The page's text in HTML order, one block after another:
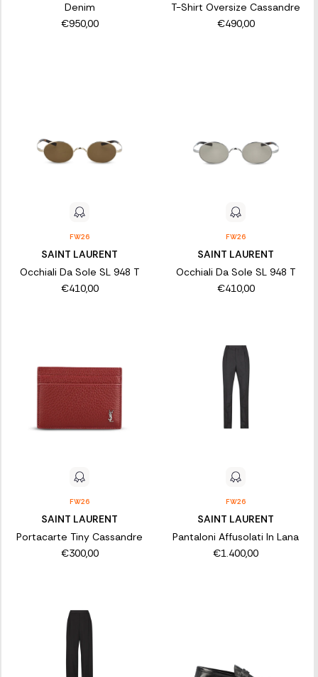
Denim
€950,00
T-Shirt Oversize Cassandre
€490,00
FW26
SAINT LAURENT
Occhiali Da Sole SL 948 T
€410,00
FW26
SAINT LAURENT
Occhiali Da Sole SL 948 T
€410,00
FW26
SAINT LAURENT
Portacarte Tiny Cassandre
€300,00
FW26
SAINT LAURENT
Pantaloni Affusolati In Lana
€1.400,00